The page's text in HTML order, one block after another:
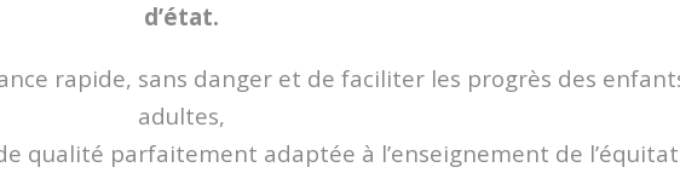
d’état.
rapide, sans danger et de faciliter les progrès des
adultes,
qualité parfaitement adaptée à l’enseignement de